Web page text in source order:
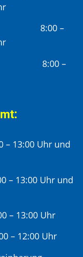
8:00 –
8:00 –
– 13:00 Uhr und
Uhr und
Uhr
– 12:00 Uhr